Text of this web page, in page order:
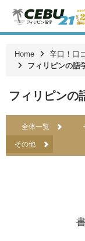
Home
辛口！口
フィリピンの語
フィリピンの
全体一覧
その他